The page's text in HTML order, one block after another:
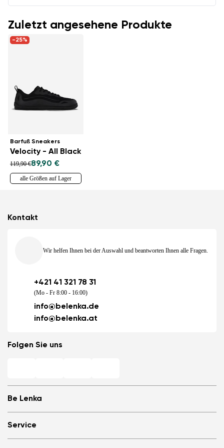
Zuletzt angesehene Produkte
-25%
Barfuß Sneakers
Velocity - All Black
119,90 €89,90 €
alle Größen auf Lager
Be Lenka
Store Locator
Service
Kontakt
Wir helfen Ihnen bei der Auswahl und beantworten Ihnen alle Fragen.
+421 41 321 78 31
(Mo - Fr 8:00 - 16:00)
info@belenka.de
info@belenka.at
Folgen Sie uns